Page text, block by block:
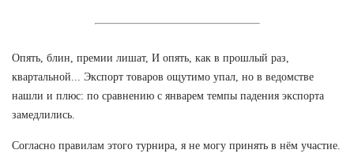
Опять, блин, премии лишат, И опять, как в прошлый раз,
квартальной... Экспорт товаров ощутимо упал, но в ведомстве
нашли и плюс: по сравнению с январем темпы падения экспорта
замедлились.
Согласно правилам этого турнира, я не могу принять в нём участие.